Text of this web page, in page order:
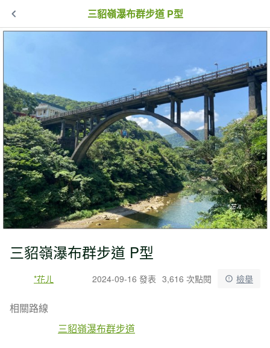
三貂嶺瀑布群步道 P型
三貂嶺瀑布群步道 P型
*花ㄦ 2024-09-16 發表 3,616 次點閱 檢舉
相關路線
三貂嶺瀑布群步道